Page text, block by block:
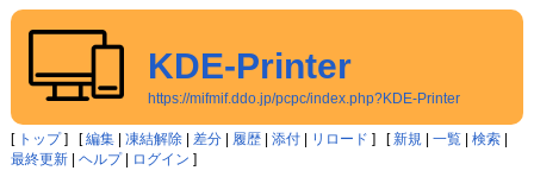
KDE-Printer
https://mifmif.ddo.jp/pcpc/index.php?KDE-Printer
[ トップ] [編集| 凍結解除| 差分| 履歴| 添付| リロード ] [新規| 一覧| 検索|
最終更新| ヘルプ| ログイン ]